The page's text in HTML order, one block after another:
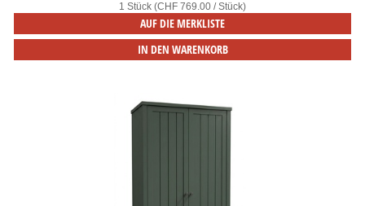
1 Stück (CHF 769.00 / Stück)
AUF DIE MERKLISTE
IN DEN WARENKORB